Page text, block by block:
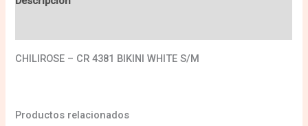
CHILIROSE – CR 4381 BIKINI WHITE S/M
Productos relacionados